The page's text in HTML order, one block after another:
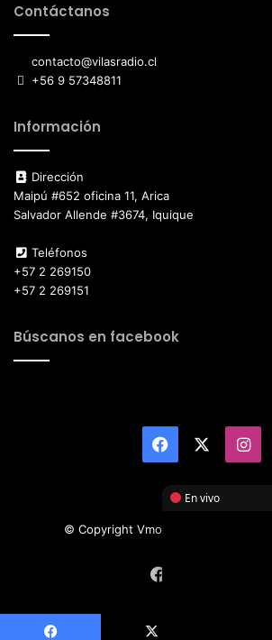
Contáctanos
contacto@vilasradio.cl
+56 9 57348811
Información
Dirección
Maipú #652 oficina 11, Arica
Salvador Allende #3674, Iquique
Teléfonos
+57 2 269150
+57 2 269151
Búscanos en facebook
Facebook
© Copyright Vmotor TI 2026, All
En vivo